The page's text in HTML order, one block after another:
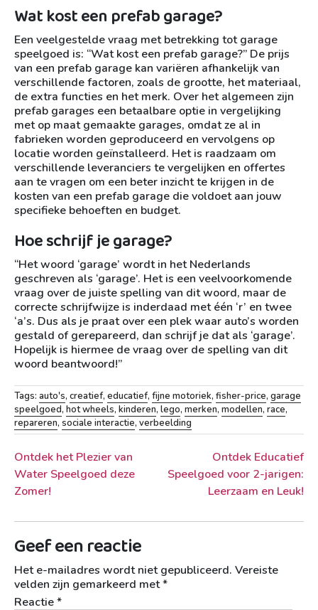
Wat kost een prefab garage?
Een veelgestelde vraag met betrekking tot garage
speelgoed is: “Wat kost een prefab garage?” De prijs
van een prefab garage kan variëren afhankelijk van
verschillende factoren, zoals de grootte, het materiaal,
de extra functies en het merk. Over het algemeen zijn
prefab garages een betaalbare optie in vergelijking
met op maat gemaakte garages, omdat ze al in
fabrieken worden geproduceerd en vervolgens op
locatie worden geïnstalleerd. Het is raadzaam om
verschillende leveranciers te vergelijken en offertes
aan te vragen om een beter inzicht te krijgen in de
kosten van een prefab garage die voldoet aan jouw
specifieke behoeften en budget.
Hoe schrijf je garage?
“Het woord ‘garage’ wordt in het Nederlands
geschreven als ‘garage’. Het is een veelvoorkomende
vraag over de juiste spelling van dit woord, maar de
correcte schrijfwijze is inderdaad met één ‘r’ en twee
‘a’s. Dus als je praat over een plek waar auto’s worden
gestald of gerepareerd, dan schrijf je dat als ‘garage’.
Hopelijk is hiermee de vraag over de spelling van dit
woord beantwoord!”
Tags: auto's, creatief, educatief, fijne motoriek, fisher-price, garage
speelgoed, hot wheels, kinderen, lego, merken, modellen, race,
repareren, sociale interactie, verbeelding
Berichtnavigatie
Ontdek het Plezier van
Water Speelgoed deze
Zomer!
Ontdek Educatief
Speelgoed voor 2-jarigen:
Leerzaam en Leuk!
Geef een reactie
Het e-mailadres wordt niet gepubliceerd. Vereiste
velden zijn gemarkeerd met*
Reactie*